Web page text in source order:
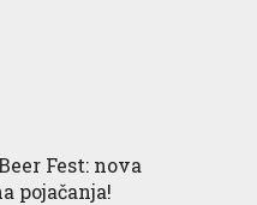
Fest: nova
pojačanja!